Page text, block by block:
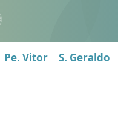
Pe. Vitor S. Geraldo